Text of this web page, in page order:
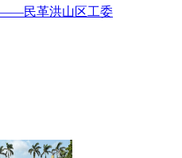
——民革洪山区工委